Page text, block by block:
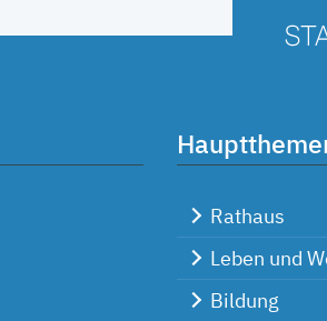
Rathaus
Leben und
Bildung